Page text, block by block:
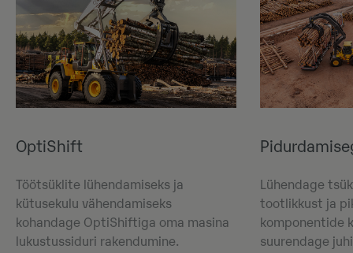
OptiShift
Töötsüklite lühendamiseks ja
kütusekulu vähendamiseks
kohandage OptiShiftiga oma masina
lukustussiduri rakendumine.
Lühendage
tootlikkust ja
komponentide
suurendage